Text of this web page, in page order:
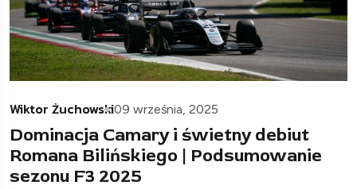
Wiktor Żuchowski09 września, 2025
Dominacja Camary i świetny debiut
Romana Bilińskiego | Podsumowanie
sezonu F3 2025